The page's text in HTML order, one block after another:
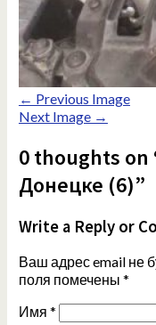
← Previous Image
Next Image →
0 thoughts on
Донецке (6)”
Write a Reply or
Ваш адрес email не
поля помечены *
Имя *